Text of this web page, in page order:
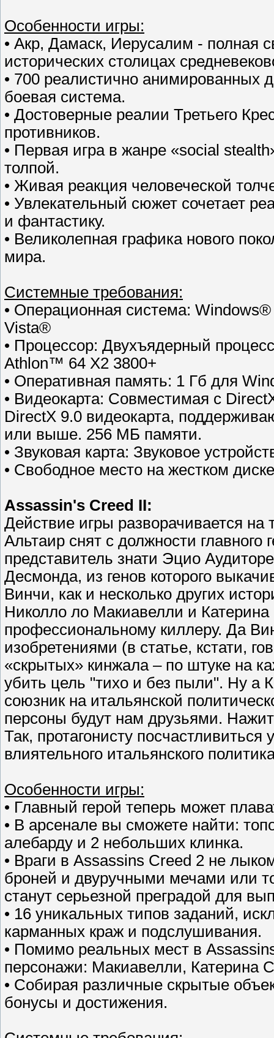
Особенности игры:
• Акр, Дамаск, Иерусалим - полная
исторических столицах
• 700 реалистично анимированных
боевая система.
• Достоверные реалии Третьего
противников.
• Первая игра в жанре «social
толпой.
• Живая реакция человеческой
• Увлекательный сюжет сочетает
и фантастику.
• Великолепная графика нового
мира.
Cистемные требования:
• Операционная система:
Vista®
• Процессор: Двухъядерный
Athlon™ 64 X2 3800+
• Оперативная память: 1 Гб для
• Видеокарта: Совместимая с
DirectX 9.0 видеокарта,
или выше. 256 МБ памяти.
• Звуковая карта: Звуковое
• Свободное место на жестком
Assassin's Creed II:
Действие игры разворачивается на
Альтаир снят с должности
представитель знати Эцио
Десмонда, из генов которого
Винчи, как и несколько других
Николло ло Макиавелли и
профессиональному киллеру. Да
изобретениями (в статье, кстати,
«скрытых» кинжала – по штуке на
убить цель "тихо и без пыли". Ну а
союзник на итальянской
персоны будут нам друзьями.
Так, протагонисту
влиятельного итальянского
Особенности игры:
• Главный герой теперь может
• В арсенале вы сможете найти:
алебарду и 2 небольших клинка.
• Враги в Assassins Creed 2 не
броней и двуручными мечами или
станут серьезной преградой для
• 16 уникальных типов заданий,
карманных краж и подслушивания.
• Помимо реальных мест в
персонажи: Макиавелли, Катерина
• Собирая различные скрытые
бонусы и достижения.